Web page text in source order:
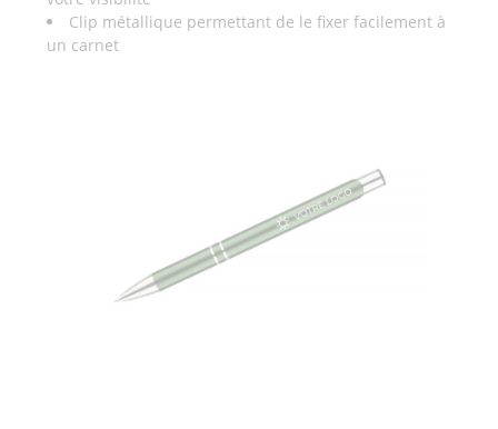
Clip métallique permettant de le fixer facilement à
un carnet